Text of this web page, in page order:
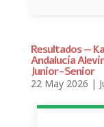
Resultados —
Andalucía
Junior-Senior
22 May 2026 |